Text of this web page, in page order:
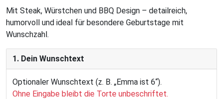
Mit Steak, Würstchen und BBQ Design – detailreich,
humorvoll und ideal für besondere Geburtstage mit
Wunschzahl.
1. Dein Wunschtext
Optionaler Wunschtext (z. B. „Emma ist 6“).
Ohne Eingabe bleibt die Torte unbeschriftet.